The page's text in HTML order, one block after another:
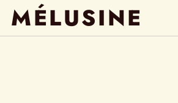
MÉLUSINE